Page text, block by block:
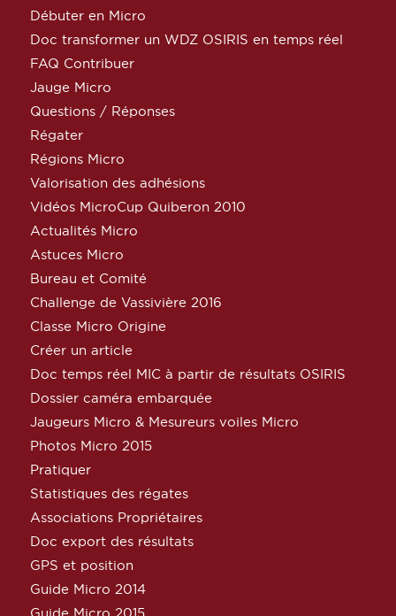
Débuter en Micro
Doc transformer un WDZ OSIRIS en temps réel
FAQ Contribuer
Jauge Micro
Questions / Réponses
Régater
Régions Micro
Valorisation des adhésions
Vidéos MicroCup Quiberon 2010
Actualités Micro
Astuces Micro
Bureau et Comité
Challenge de Vassivière 2016
Classe Micro Origine
Créer un article
Doc temps réel MIC à partir de résultats OSIRIS
Dossier caméra embarquée
Jaugeurs Micro & Mesureurs voiles Micro
Photos Micro 2015
Pratiquer
Statistiques des régates
Associations Propriétaires
Doc export des résultats
GPS et position
Guide Micro 2014
Guide Micro 2015